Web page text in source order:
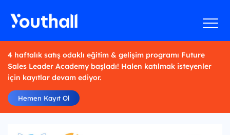
4 haftalık satış odaklı eğitim & gelişim programı Future
Sales Leader Academy başladı! Halen katılmak isteyenler
için kayıtlar devam ediyor.
Hemen Kayıt Ol